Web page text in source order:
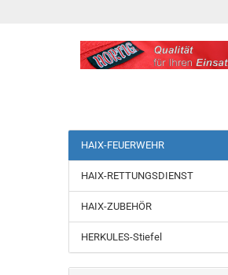
HAIX-FEUERWEHR
HAIX-RETTUNGSDIENST
HAIX-ZUBEHÖR
HERKULES-Stiefel